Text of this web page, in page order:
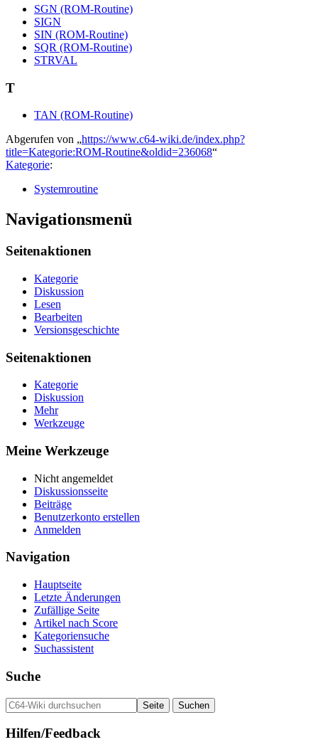
SGN (ROM-Routine)
SIGN
SIN (ROM-Routine)
SQR (ROM-Routine)
STRVAL
T
TAN (ROM-Routine)
Abgerufen von „https://www.c64-wiki.de/index.php?
title=Kategorie:ROM-Routine&oldid=236068“
Kategorie:
Systemroutine
Navigationsmenü
Seitenaktionen
Kategorie
Diskussion
Lesen
Bearbeiten
Versionsgeschichte
Seitenaktionen
Kategorie
Diskussion
Mehr
Werkzeuge
Meine Werkzeuge
Nicht angemeldet
Diskussionsseite
Beiträge
Benutzerkonto erstellen
Anmelden
Navigation
Hauptseite
Letzte Änderungen
Zufällige Seite
Artikel nach Score
Kategoriensuche
Suchassistent
Suche
Hilfen/Feedback